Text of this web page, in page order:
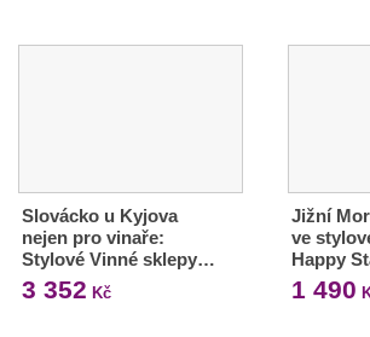
Slovácko u Kyjova
nejen pro vinaře:
Stylové Vinné sklepy…
3 352 Kč
Jižní
ve
Happy
1 490